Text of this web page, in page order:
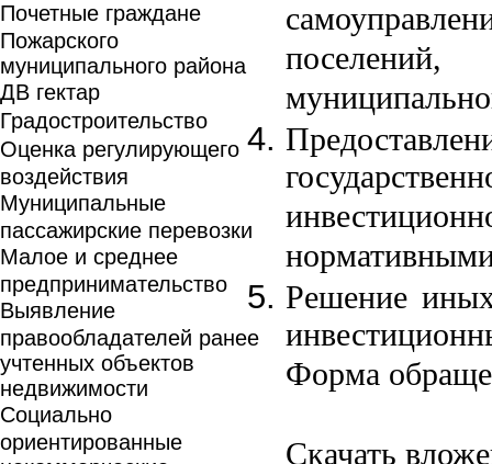
Почетные граждане
Пожарского
муниципального района
ДВ гектар
Градостроительство
Оценка регулирующего
воздействия
Муниципальные
пассажирские перевозки
Малое и среднее
предпринимательство
Выявление
правообладателей ранее
учтенных объектов
недвижимости
Социально
ориентированные
Решение
Форма
Скачать